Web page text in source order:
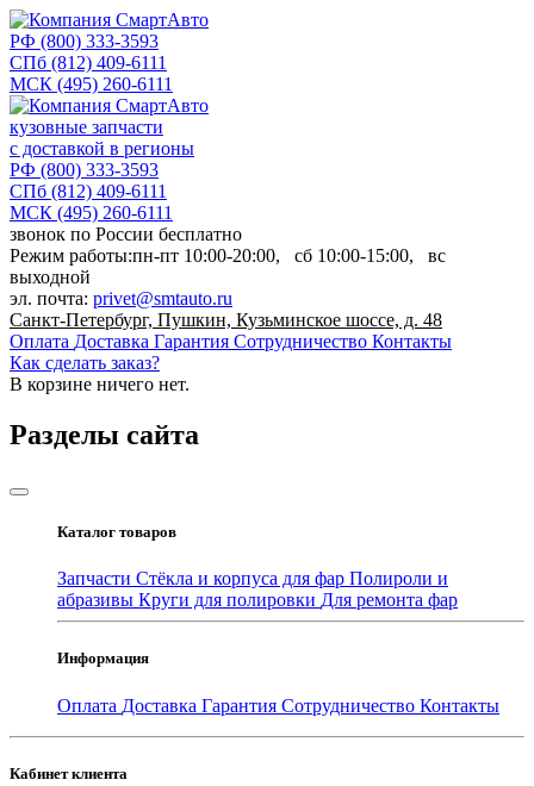
РФ (800) 333-3593
СПб (812) 409-6111
МСК (495) 260-6111
кузовные запчасти
с доставкой в регионы
РФ (800) 333-3593
СПб (812) 409-6111
МСК (495) 260-6111
звонок по России бесплатно
Режим работы:пн-пт 10:00-20:00, сб 10:00-15:00, вс
выходной
эл. почта: privet@smtauto.ru
Санкт-Петербург, Пушкин, Кузьминское шоссе, д. 48
Оплата Доставка Гарантия Сотрудничество Контакты
Как сделать заказ?
В корзине ничего нет.
Разделы сайта
Каталог товаров
Запчасти Стёкла и корпуса для фар Полироли и
абразивы Круги для полировки Для ремонта фар
Информация
Оплата Доставка Гарантия Сотрудничество Контакты
Кабинет клиента